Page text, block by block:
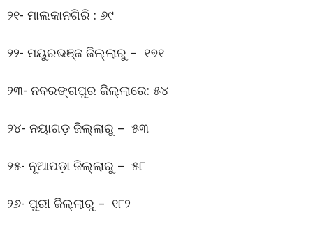
୨୧- ମାଲକାନଗିରି : ୬୯
୨୨- ମୟୁରଭଞ୍ଜ ଜିଲ୍ଲାରୁ – ୧୭୧
୨୩- ନବରଙ୍ଗପୁର ଜିଲ୍ଲାରେ: ୫୪
୨୪- ନୟାଗଡ଼ ଜିଲ୍ଲାରୁ – ୫୩
୨୫- ନୂଆପଡ଼ା ଜିଲ୍ଲାରୁ – ୫୮
୨୬- ପୁରୀ ଜିଲ୍ଲାରୁ – ୧୮୨